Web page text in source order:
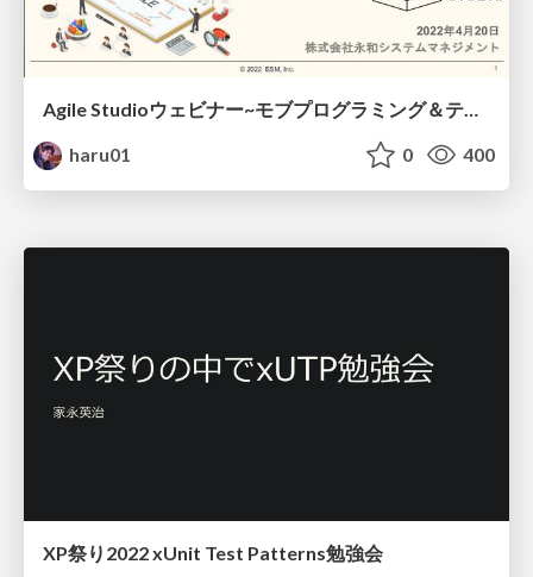
Agile Studioウェビナー~モブプログラミング＆テスト駆動開発はじめの一歩~
haru01
0 400
XP祭り2022 xUnit Test Patterns勉強会